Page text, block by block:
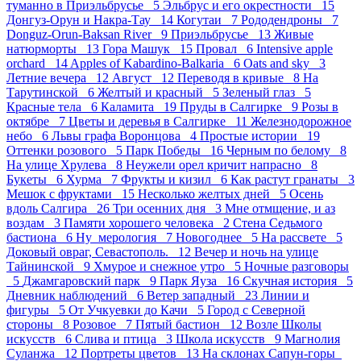
туманно в Приэльбрусье 5 Эльбрус и его окрестности 15
Донгуз-Орун и Накра-Тау 14 Когутаи 7 Рододендроны 7
Donguz-Orun-Baksan River 9 Приэльбрусье 13 Живые
натюрморты 13 Гора Машук 15 Провал 6 Intensive apple
orchard 14 Apples of Kabardino-Balkaria 6 Oats and sky 3
Летние вечера 12 Август 12 Переводя в кривые 8 На
Тарутинской 6 Желтый и красный 5 Зеленый глаз 5
Красные тела 6 Каламита 19 Пруды в Салгирке 9 Розы в
октябре 7 Цветы и деревья в Салгирке 11 Железнодорожное
небо 6 Львы графа Воронцова 4 Простые истории 19
Оттенки розового 5 Парк Победы 16 Черным по белому 8
На улице Хрулева 8 Неужели орел кричит напрасно 8
Букеты 6 Хурма 7 Фрукты и кизил 6 Как растут гранаты 3
Мешок с фруктами 15 Несколько желтых дней 5 Осень
вдоль Салгира 26 Три осенних дня 3 Мне отмщение, и аз
воздам 3 Памяти хорошего человека 2 Стена Седьмого
бастиона 6 Ну_мерология 7 Новогоднее 5 На рассвете 5
Доковый овраг, Севастополь. 12 Вечер и ночь на улице
Тайнинской 9 Хмурое и снежное утро 5 Ночные разговоры
5 Джамгаровский парк 9 Парк Яуза 16 Скучная история 5
Дневник наблюдений 6 Ветер западный 23 Линии и
фигуры 5 От Учкуевки до Качи 5 Город с Северной
стороны 8 Розовое 7 Пятый бастион 12 Возле Школы
искусств 6 Слива и птица 3 Школа искусств 9 Магнолия
Суланжа 12 Портреты цветов 13 На склонах Сапун-горы